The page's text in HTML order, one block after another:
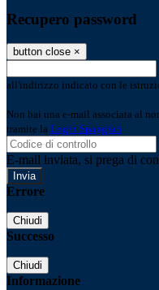
Recupero password
button close ×
all'indirizzo indicato con le
Non hai una e-mail associata al
tramite la Login Spaggiari
E-mail inviata, si prega di
Errore
Chiudi
Successo
Chiudi
Informazione